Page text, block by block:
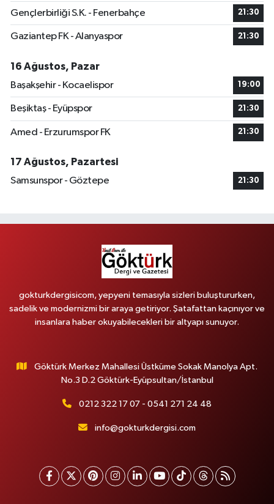
Gençlerbirliği S.K. - Fenerbahçe 21:30
Gaziantep FK - Alanyaspor 21:30
16 Ağustos, Pazar
Başakşehir - Kocaelispor
19:00
Beşiktaş - Eyüpspor 21:30
Amed - Erzurumspor FK 21:30
17 Ağustos, Pazartesi
Samsunspor - Göztepe
21:30
gokturkdergisicom, yepyeni temasıyla sizleri buluştururken,
sadelik ve modernizmi bir araya getiriyor. Şatafattan kaçınıyor ve
insanlara haber okuyabilecekleri bir altyapı sunuyor.
Göktürk Merkez Mahallesi Üstküme Sokak Manolya Apt.
No.3 D.2 Göktürk-Eyüpsultan/İstanbul
0212 322 17 07 - 0541 271 24 48
info@gokturkdergisi.com